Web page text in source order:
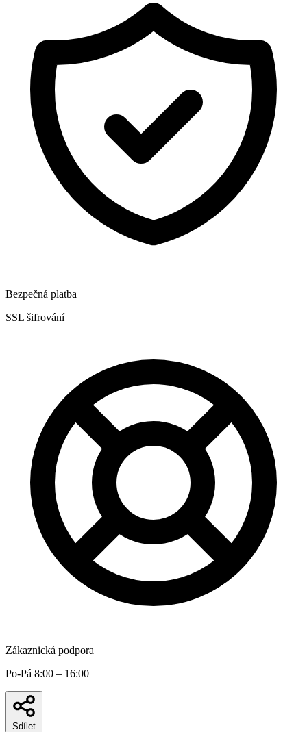
Bezpečná platba
SSL šifrování
Zákaznická podpora
Po-Pá 8:00 – 16:00
Sdílet